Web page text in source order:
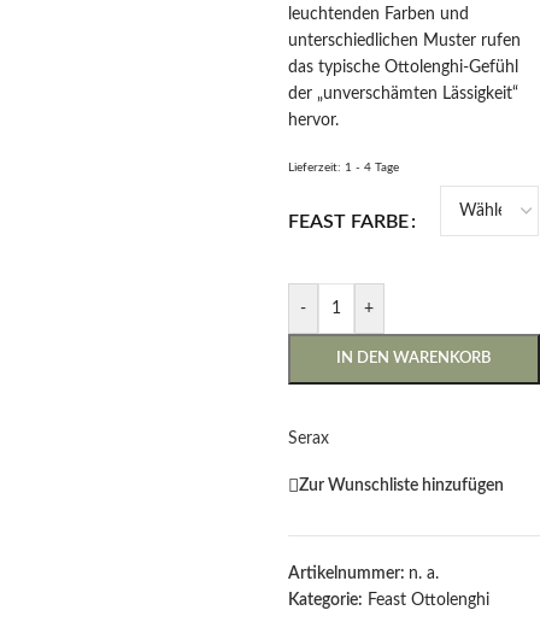
leuchtenden Farben und
unterschiedlichen Muster rufen
das typische Ottolenghi-Gefühl
der „unverschämten Lässigkeit“
hervor.
Lieferzeit: 1 - 4 Tage
FEAST FARBE
- +
IN DEN WARENKORB
Serax
Zur Wunschliste hinzufügen
Artikelnummer: n. a.
Kategorie: Feast Ottolenghi